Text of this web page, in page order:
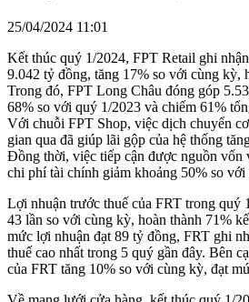
25/04/2024 11:01
Kết thúc quý 1/2024, FPT Retail ghi
9.042 tỷ đồng, tăng 17% so với cùng kỳ,
Trong đó, FPT Long Châu đóng góp
68% so với quý 1/2023 và chiếm 61%
Với chuỗi FPT Shop, việc dịch chuyển
gian qua đã giúp lãi gộp của hệ thống
Đồng thời, việc tiếp cận được nguồn vốn
chi phí tài chính giảm khoảng 50% so
Lợi nhuận trước thuế của FRT trong quý
43 lần so với cùng kỳ, hoàn thành 71%
mức lợi nhuận đạt 89 tỷ đồng, FRT ghi
thuế cao nhất trong 5 quý gần đây. Bên
của FRT tăng 10% so với cùng kỳ, đạt